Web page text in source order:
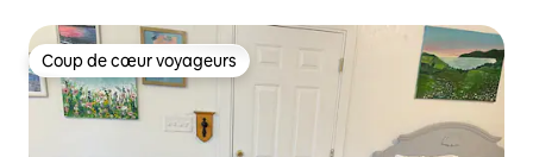
Coup de cœur voyageurs
Coup de cœur voyageurs